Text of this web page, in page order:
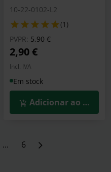
10-22-0102-L2
(1)
PVPR: Preço reduzido de
5,90 €para
2,90 €
Incl. IVA
Em stock
Adicionar ao
... 6